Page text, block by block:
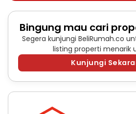
Bingung mau cari
Segera kunjungi BeliRumah.co
listing properti menarik
Kunjungi